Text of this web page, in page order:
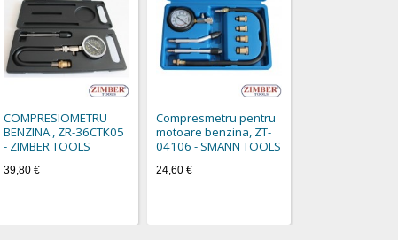
COMPRESIOMETRU
BENZINA , ZR-36CTK05
- ZIMBER TOOLS
39,80 €
Compresmetru pentru
motoare benzina, ZT-
04106 - SMANN TOOLS
24,60 €